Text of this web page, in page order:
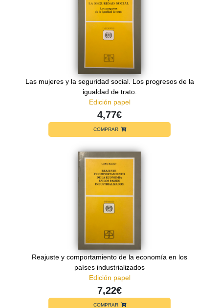
Las mujeres y la seguridad social. Los progresos de la
igualdad de trato.
Edición papel
4,77€
COMPRAR
Reajuste y comportamiento de la economía en los
países industrializados
Edición papel
7,22€
COMPRAR